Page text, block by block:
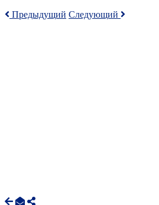
Предыдущий Следующий